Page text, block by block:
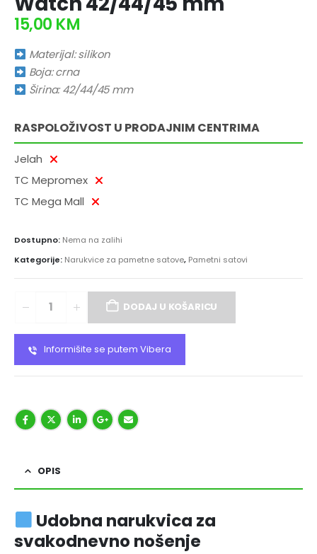
15,00 KM
Materijal: silikon
Boja: crna
Širina: 42/44/45 mm
RASPOLOŽIVOST U PRODAJNIM CENTRIMA
Jelah
TC Mepromex
TC Mega Mall
Dostupno: Nema na zalihi
Kategorije: Narukvice za pametne satove, Pametni satovi
DODAJ U KOŠARICU
Informišite se putem Vibera
OPIS
Udobna narukvica za
svakodnevno nošenje